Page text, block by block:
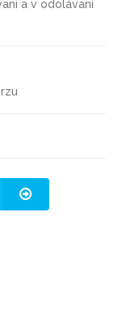
a v odolávaní